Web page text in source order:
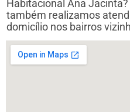
Habitacional Ana
também realizamos
domicílio nos bairros